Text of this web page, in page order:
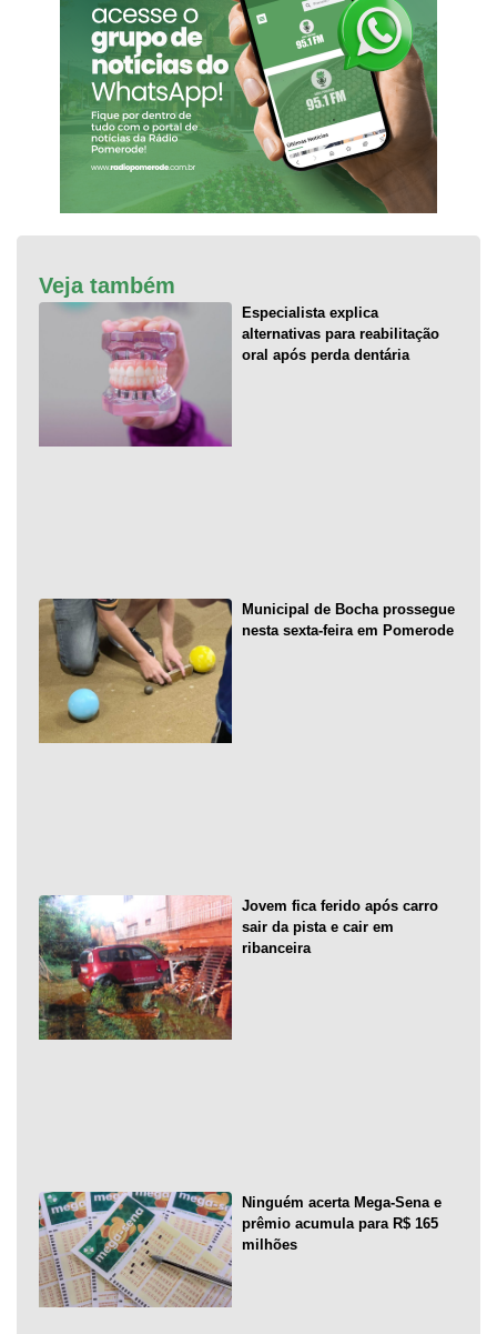
Veja também
Especialista explica
alternativas para reabilitação
oral após perda dentária
Municipal de Bocha prossegue
nesta sexta-feira em Pomerode
Jovem fica ferido após carro
sair da pista e cair em
ribanceira
Ninguém acerta Mega-Sena e
prêmio acumula para R$ 165
milhões